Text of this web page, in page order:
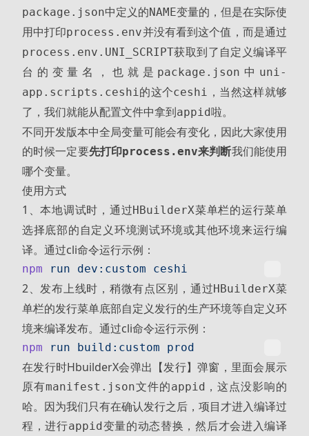
package.json中定义的NAME变量的，但是在实际使
用中打印process.env并没有看到这个值，而是通过
process.env.UNI_SCRIPT获取到了自定义编译平
台的变量名，也就是 package.json 中 uni-
app.scripts.ceshi的这个ceshi ，当然这样就够
了，我们就能从配置文件中拿到appid啦。
不同开发版本中全局变量可能会有变化，因此大家使用
的时候一定要先打印process.env来判断我们能使用
哪个变量。
使用方式
1、本地调试时，通过HBuilderX菜单栏的运行菜单
选择底部的自定义环境测试环境或其他环境来运行编
译。通过cli命令运行示例：
npm run dev:custom ceshi
2、发布上线时，稍微有点区别，通过HBuilderX菜
单栏的发行菜单底部自定义发行的生产环境等自定义环
境来编译发布。通过cli命令运行示例：
npm run build:custom prod
在发行时HbuilderX会弹出【发行】弹窗，里面会展示
原有manifest.json文件的appid ，这点没影响的
哈。因为我们只有在确认发行之后，项目才进入编译过
程，进行appid变量的动态替换，然后才会进入编译